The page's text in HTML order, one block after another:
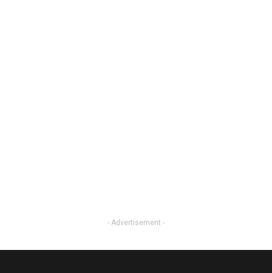
- Advertisement -